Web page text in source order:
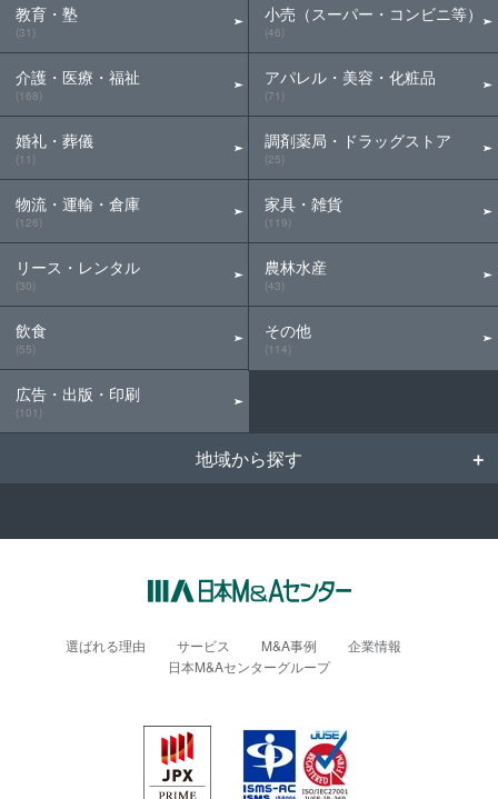
教育・塾
(31)
介護・医療・福祉
(168)
婚礼・葬儀
(11)
物流・運輸・倉庫
(126)
リース・レンタル
(30)
飲食
(55)
広告・出版・印刷
(101)
小売（スーパー・コンビニ等）
(46)
アパレル・美容・化粧品
(71)
調剤薬局・ドラッグストア
(25)
家具・雑貨
(119)
農林水産
(43)
その他
(114)
地域から探す
選ばれる理由 サービス M&A事例
企業情報
日本M&Aセンターグループ